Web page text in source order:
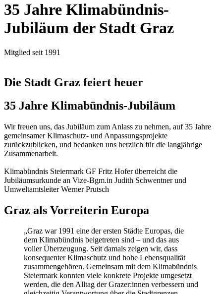
35 Jahre Klimabündnis-
Jubiläum der Stadt Graz
Mitglied seit 1991
Die Stadt Graz feiert heuer
35 Jahre Klimabündnis-Jubiläum
Wir freuen uns, das Jubiläum zum Anlass zu nehmen, auf 35 Jahre
gemeinsamer Klimaschutz- und Anpassungsprojekte
zurückzublicken, und bedanken uns herzlich für die langjährige
Zusammenarbeit.
Klimabündnis Steiermark GF Fritz Hofer überreicht die
Jubiläumsurkunde an Vize-Bgm.in Judith Schwentner und
Umweltamtsleiter Werner Prutsch
Graz als Vorreiterin Europa
„Graz war 1991 eine der ersten Städte Europas, die
dem Klimabündnis beigetreten sind – und das aus
voller Überzeugung. Seit damals zeigen wir, dass
konsequenter Klimaschutz und hohe Lebensqualität
zusammengehören. Gemeinsam mit dem Klimabündnis
Steiermark konnten viele konkrete Projekte umgesetzt
werden, die den Alltag der Grazer:innen verbessern und